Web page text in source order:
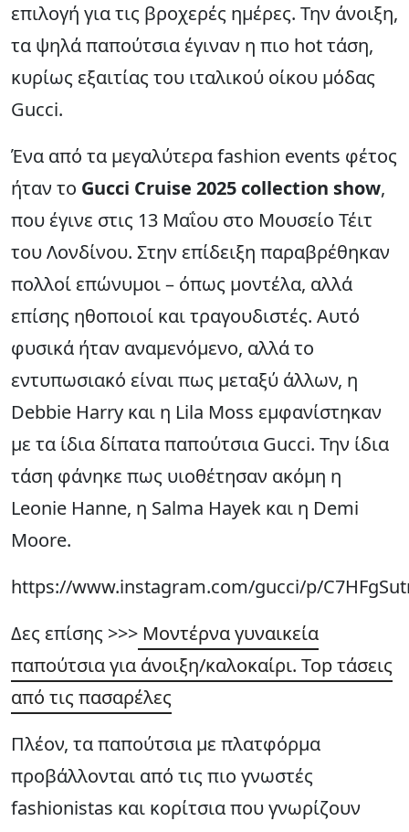
επιλογή για τις βροχερές ημέρες. Την άνοιξη,
τα ψηλά παπούτσια έγιναν η πιο hot τάση,
κυρίως εξαιτίας του ιταλικού οίκου μόδας
Gucci.
Ένα από τα μεγαλύτερα fashion events φέτος
ήταν το Gucci Cruise 2025 collection show,
που έγινε στις 13 Μαΐου στο Μουσείο Τέιτ
του Λονδίνου. Στην επίδειξη παραβρέθηκαν
πολλοί επώνυμοι – όπως μοντέλα, αλλά
επίσης ηθοποιοί και τραγουδιστές. Αυτό
φυσικά ήταν αναμενόμενο, αλλά το
εντυπωσιακό είναι πως μεταξύ άλλων, η
Debbie Harry και η Lila Moss εμφανίστηκαν
με τα ίδια δίπατα παπούτσια Gucci. Την ίδια
τάση φάνηκε πως υιοθέτησαν ακόμη η
Leonie Hanne, η Salma Hayek και η Demi
Moore.
https://www.instagram.com/gucci/p/
Δες επίσης >>> Μοντέρνα γυναικεία
παπούτσια για άνοιξη/καλοκαίρι. Top τάσεις
από τις πασαρέλες
Πλέον, τα παπούτσια με πλατφόρμα
προβάλλονται από τις πιο γνωστές
fashionistas και κορίτσια που γνωρίζουν